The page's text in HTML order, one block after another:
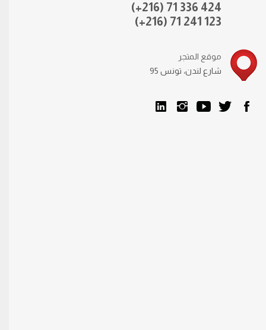
(+216) 71 336 424
(+216) 71 241 123
موقع المتجر
95 شارع لندن، تونس